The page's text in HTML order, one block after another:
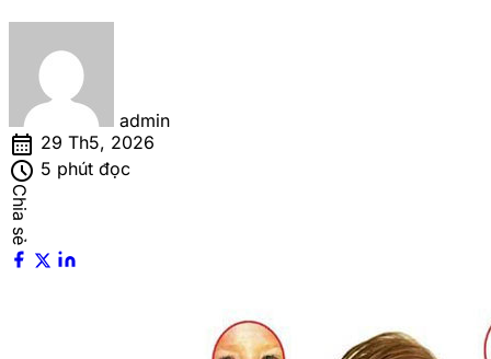
admin
calendar_month 29 Th5, 2026
schedule 5 phút đọc
Chia sẻ